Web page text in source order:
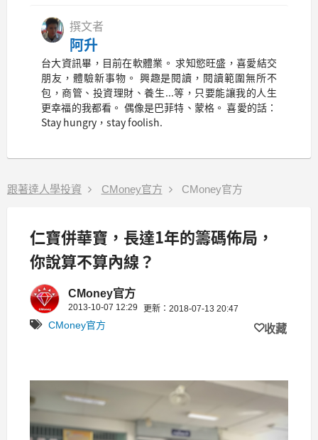
撰文者
阿升
台大資訊畢，目前在軟體業。 求知慾旺盛，喜愛結交
朋友，體驗新事物。 興趣是閱讀，閱讀範圍無所不
包，商管、投資理財、養生...等，只要能讓我的人生
更幸福的我都看。 偶像是巴菲特、蒙格。 喜愛的話：
Stay hungry，stay foolish.
跟著達人學投資 CMoney官方 CMoney官方
仁寶併華寶，長達1年的籌碼佈局，
你說算不算內線？
CMoney官方
2013-10-07 12:29 更新：2018-07-13 20:47
CMoney官方 收藏